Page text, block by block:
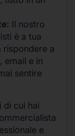
Il nostro
è a tua
rispondere a
email e in
sentire
di cui hai
e